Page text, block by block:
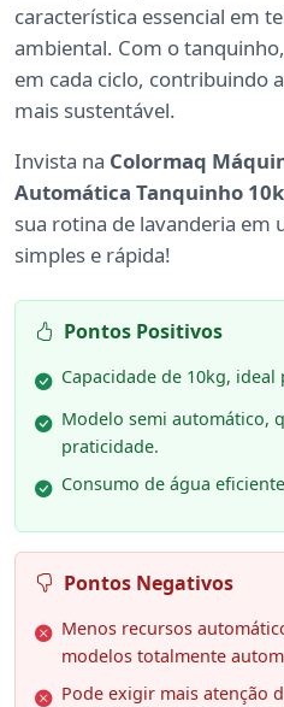
característica essencial em
ambiental. Com o
em cada ciclo, contribuindo
mais sustentável.
Invista na Colormaq
Automática Tanquinho
sua rotina de lavanderia em
simples e rápida!
Pontos Positivos
Capacidade de 10kg, ideal
Modelo semi automático,
praticidade.
Consumo de água
Pontos Negativos
Menos recursos
modelos totalmente
Pode exigir mais atenção